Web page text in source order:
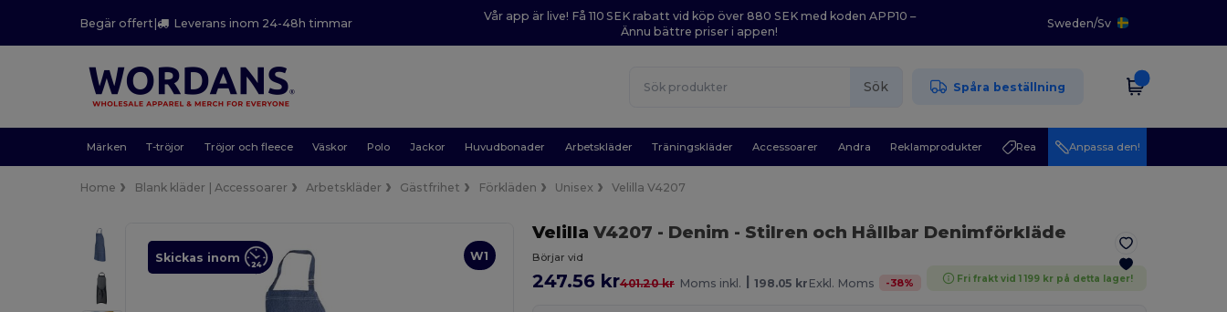
Begär offert| Leverans inom 24-48h timmar
Vår app är live! Få 110 SEK rabatt vid köp över 880 SEK med koden APP10 –
Ännu bättre priser i appen!
Sweden/Sv
Sök Spåra beställning
Märken T-tröjor Tröjor och fleece Väskor Polo Jackor Huvudbonader Arbetskläder Träningskläder Accessoarer Andra Reklamprodukter Rea Anpassa den!
Home Blank kläder | Accessoarer Arbetskläder Gästfrihet Förkläden Unisex Velilla V4207
W1
Skickas inom
Velilla V4207 - Denim - Stilren och Hållbar Denimförkläde
Börjar vid
247.56 kr401.20 kr Moms inkl. | 198.05 kr Exkl. Moms -38% Fri frakt vid 1 199 kr på detta lager!